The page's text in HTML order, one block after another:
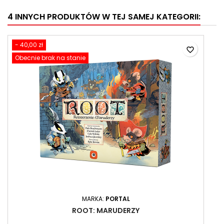
4 INNYCH PRODUKTÓW W TEJ SAMEJ KATEGORII:
- 40,00 zł
Obecnie brak na stanie
MARKA: PORTAL
ROOT: MARUDERZY
favorite_border